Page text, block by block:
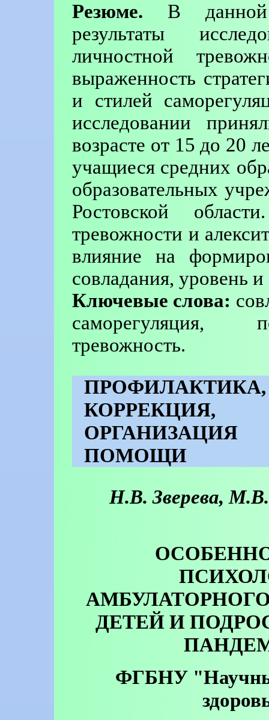
Резюме. В данной
результаты
личностной
выраженность
и стилей
исследовании
возрасте от 15 до 20
учащиеся средних
образовательных
Ростовской
тревожности и
влияние на
совладания, уровень
Ключевые слова:
саморегуляция,
тревожность.
ПОМОЩИ
Н.В. Зверева,
ДЕТЕЙ И
ФГБНУ